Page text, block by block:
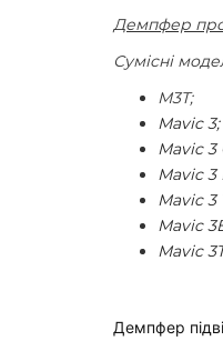
Демпфер
Сумісні
M3T;
Mavic 3;
Mavic 3
Mavic 3
Mavic 3
Mavic
Mavic
Демпфер